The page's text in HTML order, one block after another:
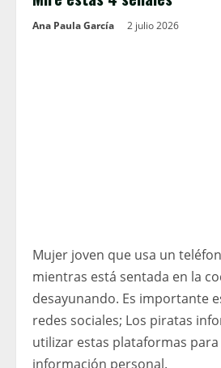
Ana Paula García 2 julio 2026
Mujer joven que usa un
mientras está sentada en la
desayunando. Es importante
redes sociales; Los piratas
utilizar estas plataformas
información personal.